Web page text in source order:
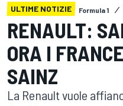
ULTIME NOTIZIE Formula 1
RENAULT:
ORA I
SAINZ
La Renault vuole